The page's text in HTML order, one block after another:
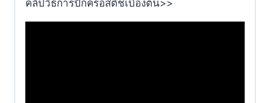
คลิปวิธีการปักครอสติชเบื้องต้น>>